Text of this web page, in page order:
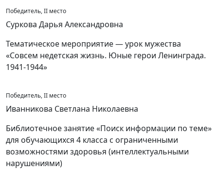
Победитель, II место
Суркова Дарья Александровна
Тематическое мероприятие — урок мужества
«Совсем недетская жизнь. Юные герои Ленинграда.
1941-1944»
Победитель, II место
Иванникова Светлана Николаевна
Библиотечное занятие «Поиск информации по теме»
для обучающихся 4 класса с ограниченными
возможностями здоровья (интеллектуальными
нарушениями)